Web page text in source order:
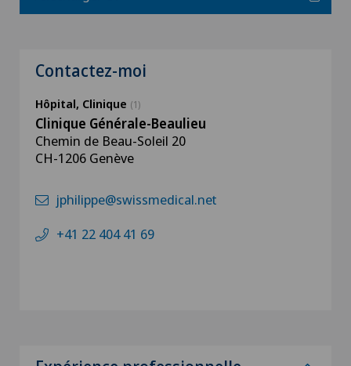
Contactez-moi
Hôpital, Clinique (1)
Clinique Générale-Beaulieu
Chemin de Beau-Soleil 20
CH-1206 Genève
jphilippe@swissmedical.net
+41 22 404 41 69